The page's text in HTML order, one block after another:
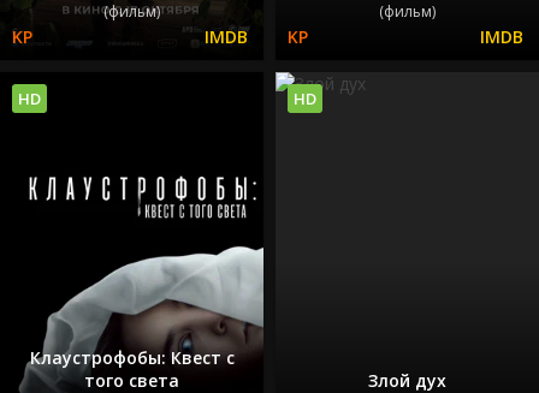
(фильм) (фильм)
Клаустрофобы: Квест с
того света
HD
Злой дух
HD